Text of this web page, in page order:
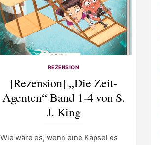
REZENSION
[Rezension] „Die Zeit-
Agenten“ Band 1-4 von S.
J. King
Wie wäre es, wenn eine Kapsel es